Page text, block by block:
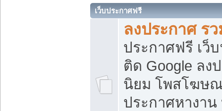
เว็บประกาศฟรี
ลงประกาศ ร
ประกาศฟรี เว็
ติด Google ลง
นิยม โพสโฆษ
ประกาศหางาน